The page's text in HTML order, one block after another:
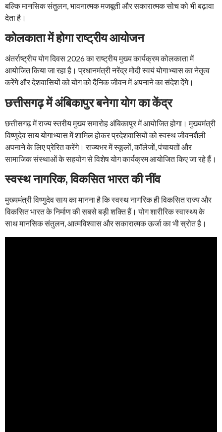
बल्कि मानसिक संतुलन, भावनात्मक मजबूती और सकारात्मक सोच को भी बढ़ावा
देता है।
कोलकाता में होगा राष्ट्रीय आयोजन
अंतर्राष्ट्रीय योग दिवस 2026 का राष्ट्रीय मुख्य कार्यक्रम कोलकाता में
आयोजित किया जा रहा है। प्रधानमंत्री नरेंद्र मोदी स्वयं योगाभ्यास का नेतृत्व
करेंगे और देशवासियों को योग को दैनिक जीवन में अपनाने का संदेश देंगे।
छत्तीसगढ़ में अंबिकापुर बनेगा योग का केंद्र
छत्तीसगढ़ में राज्य स्तरीय मुख्य समारोह अंबिकापुर में आयोजित होगा। मुख्यमंत्री
विष्णुदेव साय योगाभ्यास में शामिल होकर प्रदेशवासियों को स्वस्थ जीवनशैली
अपनाने के लिए प्रेरित करेंगे। राज्यभर में स्कूलों, कॉलेजों, पंचायतों और
सामाजिक संस्थाओं के सहयोग से विशेष योग कार्यक्रम आयोजित किए जा रहे हैं।
स्वस्थ नागरिक, विकसित भारत की नींव
मुख्यमंत्री विष्णुदेव साय का मानना है कि स्वस्थ नागरिक ही विकसित राज्य और
विकसित भारत के निर्माण की सबसे बड़ी शक्ति हैं। योग शारीरिक स्वास्थ्य के
साथ मानसिक संतुलन, आत्मविश्वास और सकारात्मक ऊर्जा का भी स्रोत है।